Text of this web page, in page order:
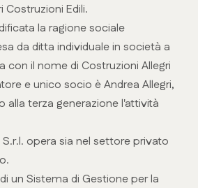
Costruzioni Edili.
la ragione sociale
da ditta individuale in società a
con il nome di Costruzioni Allegri
e unico socio è Andrea Allegri,
alla terza generazione l'attività
opera sia nel settore privato
un Sistema di Gestione per la